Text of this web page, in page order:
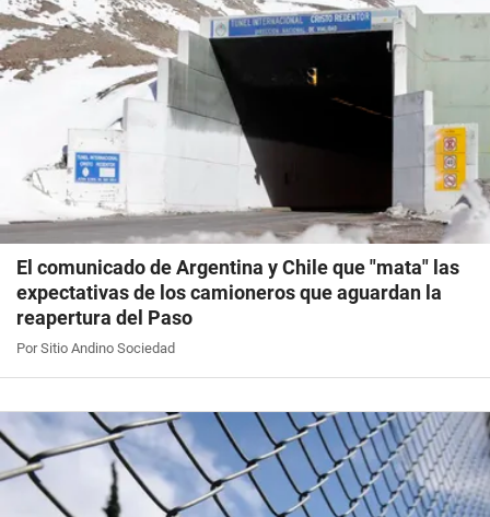
El comunicado de Argentina y Chile que "mata" las
expectativas de los camioneros que aguardan la
reapertura del Paso
Por Sitio Andino Sociedad